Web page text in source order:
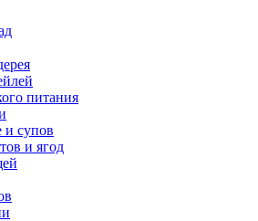
питания
супов
и ягод